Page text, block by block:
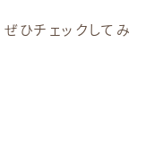
ひチェックしてみ